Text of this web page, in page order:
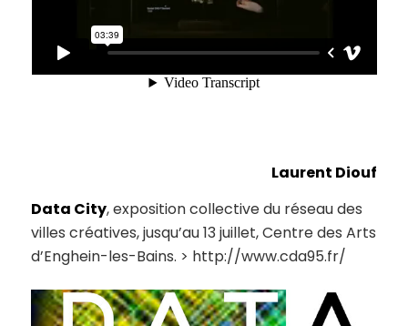
Laurent Diouf
Data City, exposition collective du réseau des
villes créatives, jusqu’au 13 juillet, Centre des Arts
d’Enghein-les-Bains. > http://www.cda95.fr/